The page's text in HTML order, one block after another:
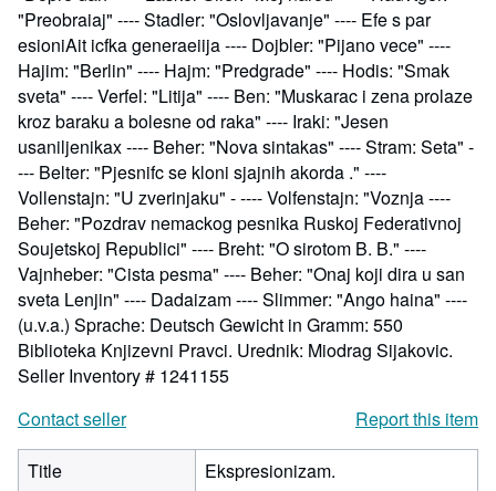
"Preobraiaj" ---- Stadler: "Oslovljavanje" ---- Efe s par
esioniAit icfka generaeiija ---- Dojbler: "Pijano vece" ----
Hajim: "Berlin" ---- Hajm: "Predgrade" ---- Hodis: "Smak
sveta" ---- Verfel: "Litija" ---- Ben: "Muskarac i zena prolaze
kroz baraku a bolesne od raka" ---- Iraki: "Jesen
usaniljenikax ---- Beher: "Nova sintakas" ---- Stram: Seta" -
--- Belter: "Pjesnifc se kloni sjajnih akorda ." ----
Vollenstajn: "U zverinjaku" - ---- Volfenstajn: "Voznja ----
Beher: "Pozdrav nemackog pesnika Ruskoj Federativnoj
Soujetskoj Republici" ---- Breht: "O sirotom B. B." ----
Vajnheber: "Cista pesma" ---- Beher: "Onaj koji dira u san
sveta Lenjin" ---- Dadaizam ---- Slimmer: "Ango haina" ----
(u.v.a.) Sprache: Deutsch Gewicht in Gramm: 550
Biblioteka Knjizevni Pravci. Urednik: Miodrag Sijakovic.
Seller Inventory # 1241155
Contact seller
Report this item
Title
Ekspresionizam.